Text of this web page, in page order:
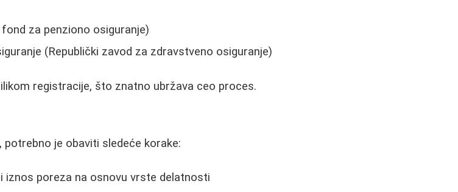
za penziono osiguranje)
(Republički zavod za zdravstveno osiguranje)
registracije, što znatno ubržava ceo proces.
je obaviti sledeće korake:
iznos poreza na osnovu vrste delatnosti